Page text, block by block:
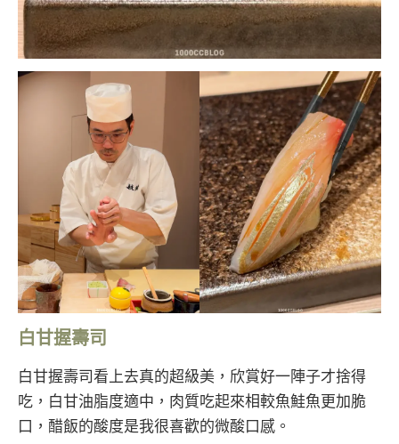
白甘握壽司
白甘握壽司看上去真的超級美，欣賞好一陣子才捨得
吃，白甘油脂度適中，肉質吃起來相較魚鮭魚更加脆
口，醋飯的酸度是我很喜歡的微酸口感。